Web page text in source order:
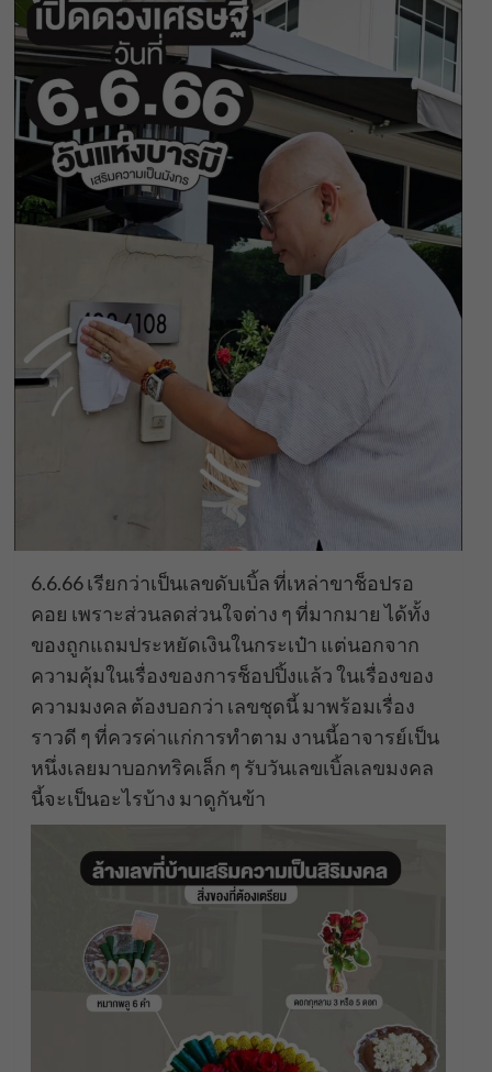
6.6.66 เรียกว่าเป็นเลขดับเบิ้ล ที่เหล่าขาช็อปรอ
คอย เพราะส่วนลดส่วนใจต่าง ๆ ที่มากมาย ได้ทั้ง
ของถูกแถมประหยัดเงินในกระเป๋า แต่นอกจาก
ความคุ้มในเรื่องของการช็อปปิ้งแล้ว ในเรื่องของ
ความมงคล ต้องบอกว่า เลขชุดนี้ มาพร้อมเรื่อง
ราวดี ๆ ที่ควรค่าแก่การทำตาม งานนี้อาจารย์เป็น
หนึ่งเลยมาบอกทริคเล็ก ๆ รับวันเลขเบิ้ลเลขมงคล
นี้จะเป็นอะไรบ้าง มาดูกันข้า